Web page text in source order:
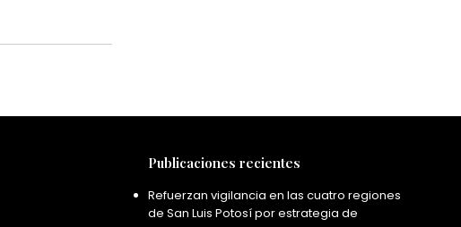
Publicaciones recientes
Refuerzan vigilancia en las cuatro regiones
de San Luis Potosí por estrategia de